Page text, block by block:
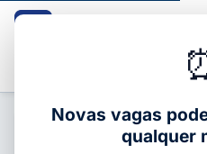
Novas vagas
qualquer